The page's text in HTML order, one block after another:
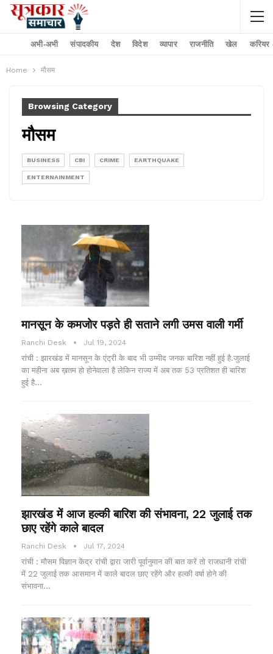
अभी-अभी संपादकीय देश विदेश व्यापार राजनीति खेल करियर
Home मौसम
Browsing Category
मौसम
BUSINESS CBI CRIME EARTHQUAKE
ENTERNAINMENT
मानसून के कमजोर पड़ते ही सताने लगी उमस वाली गर्मी
Ranchi Desk Jul 19, 2024
रांची : झारखंड में मानसून के एंट्री के बाद भी उम्मीद जनक बारिश नहीं हुई है.जुलाई
का महीना अब ख़तम हो होनेवाला है लेकिन राज्य में अब तक 53 प्रतिशत ही बारिश
हुई है…
झारखंड में आज हल्की बारिश की संभावना, 22 जुलाई तक
छाए रहेंगे काले बादल
Ranchi Desk Jul 17, 2024
रांची : मौसम विज्ञान केंद्र रांची द्वारा जारी पूर्वानुमान की बात करें तो राजधानी रांची
में 22 जुलाई तक आसमान में काले बादल छाए रहेंगे और हल्की वर्षा होने की
संभावना…